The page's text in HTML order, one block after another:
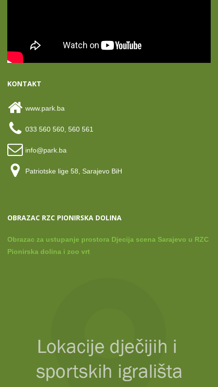
KONTAKT
www.park.ba
033 560 560, 560 561
info@park.ba
Patriotske lige 58, Sarajevo BiH
OBRAZAC RZC PIONIRSKA DOLINA
Obrazac za ustupanje prostora Djecija scena Sarajevo u RZC
Pionirska dolina i zoo vrt